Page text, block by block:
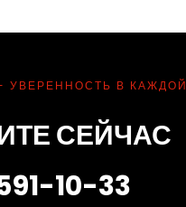
- УВЕРЕННОСТЬ В КАЖДОЙ
СЕЙЧАС
10-33